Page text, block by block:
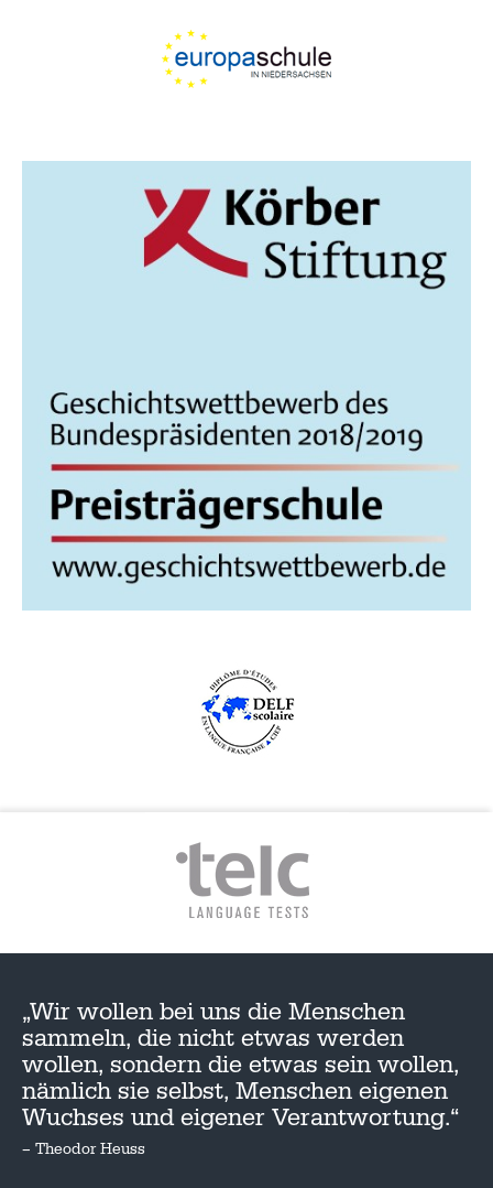
„Wir wollen bei uns die Menschen
sammeln, die nicht etwas werden
wollen, sondern die etwas sein wollen,
nämlich sie selbst, Menschen eigenen
Wuchses und eigener Verantwortung.“
– Theodor Heuss